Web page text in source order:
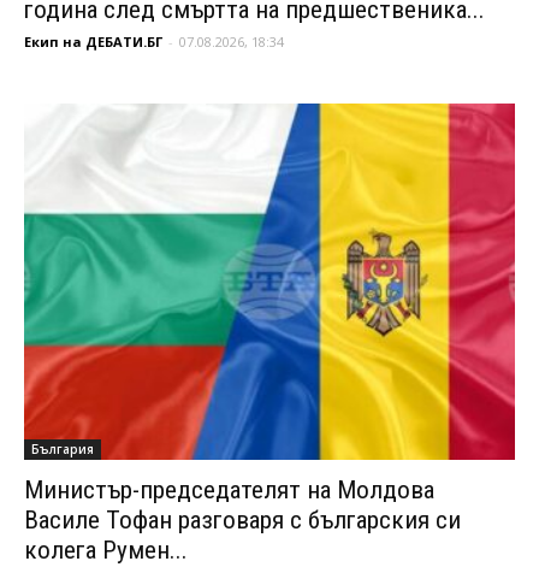
година след смъртта на предшественика...
Екип на ДЕБАТИ.БГ - 07.08.2026, 18:34
България
Министър-председателят на Молдова
Василе Тофан разговаря с българския си
колега Румен...